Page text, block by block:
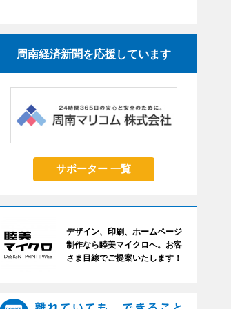
周南経済新聞を応援しています
サポーター 一覧
デザイン、印刷、ホームページ
制作なら睦美マイクロへ。お客
さま目線でご提案いたします！